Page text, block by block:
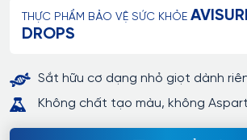
THỰC PHẨM BẢO VỆ SỨC KHỎE
DROPS
Sắt hữu cơ dạng nhỏ giọt dành
Không chất tạo màu, không